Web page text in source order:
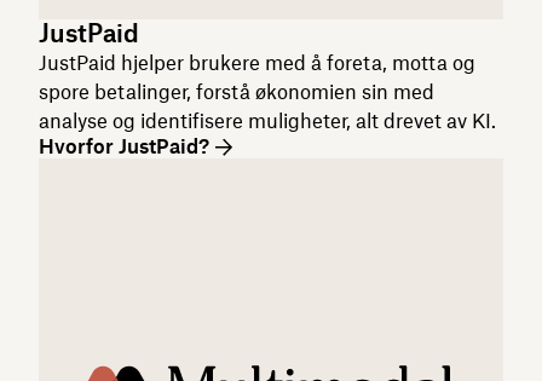
JustPaid
JustPaid hjelper brukere med å foreta, motta og
spore betalinger, forstå økonomien sin med
analyse og identifisere muligheter, alt drevet av KI.
Hvorfor JustPaid?